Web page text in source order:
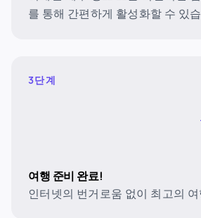
를 통해 간편하게 활성화할 수 있
3단계
여행 준비 완료!
인터넷의 번거로움 없이 최고의